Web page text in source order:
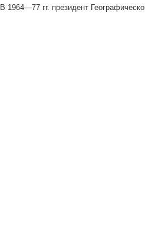
В 1964—77 гг. президент